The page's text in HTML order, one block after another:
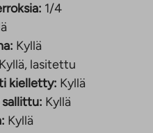
1/4
Kyllä
Kyllä, lasitettu
kielletty: Kyllä
Kyllä
Kyllä